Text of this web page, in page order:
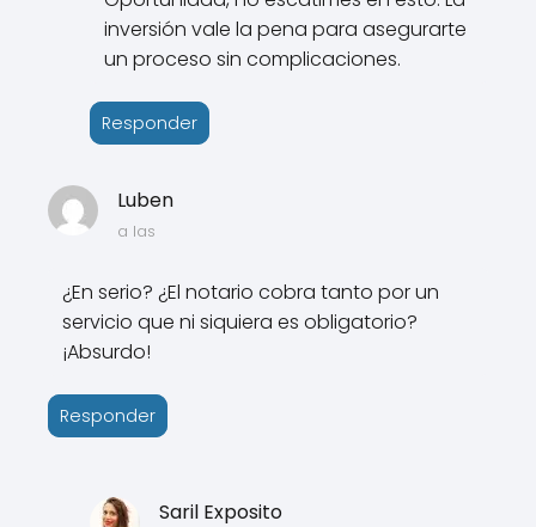
inversión vale la pena para asegurarte
un proceso sin complicaciones.
Responder
Luben
a las
¿En serio? ¿El notario cobra tanto por un
servicio que ni siquiera es obligatorio?
¡Absurdo!
Responder
Saril Exposito